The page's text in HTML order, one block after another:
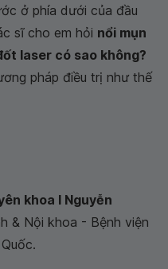
ở phía dưới của đầu
sĩ cho em hỏi nổi mụn
laser có sao không?
pháp điều trị như thế
khoa I Nguyễn
& Nội khoa - Bệnh viện